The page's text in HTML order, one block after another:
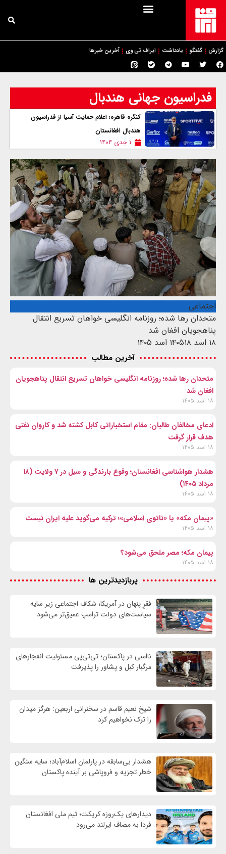
گزارش گفتگو یادداشت ایراف تی وی آخرین خبرها
فدراسیون جهانی هندبال
کنگره قاهره؛ اعلام حمایت آسیا از فدراسیون
هندبال افغانستان
۱ جدی ۱۴۰۴
اجتماعی
متحدان رها شده؛ روزنامه انگلیسی خواهان تسریع انتقال
پناهجویان افغان شد
۱۸ اسد ۱۴۰۵
۱۸ اسد ۱۴۰۵
آخرین مطالب
متحدان رها شده؛ روزنامه انگلیسی خواهان تسریع انتقال پناهجویان
افغان شد
۱۸ اسد ۱۴۰۵
ادعای مخالفان طالبان: مقام استخباراتی کابل کشته شد و کاروان نفتی
هدف قرار گرفت
۱۸ اسد ۱۴۰۵
هشدار هواشناسی افغانستان؛ وقوع بارندگی و سیل در ۷ ولایت (۱۸
مرداد ۱۴۰۵)
۱۸ اسد ۱۴۰۵
«پیمان مکه» یا «ناتوی اسلامی»؛ ترکیه می‌گوید علیه ایران نیست
۱۸ اسد ۱۴۰۵
پیمان مکه؛ مصر ملحق می‌شود؟
۱۸ اسد ۱۴۰۵
پربازدیدترین ها
فقرِ پنهان در آمریکا؛ شکاف اجتماعی زیر سایه
سیاست‌های دولت ترامپ عمیق‌تر می‌شود
ناامنی در پاکستان؛ تی‌تی‌پی مسئولیت انفجارهای
مرگبار کبل و پشاور را پذیرفت
شیخ نعیم قاسم در سخنرانی اربعین: هرگز میدان
را ترک نخواهیم کرد
هشدار بی‌سابقه در پارلمان اسلام‌آباد؛ سایه سنگین
خطر تجزیه و فروپاشی بر آینده پاکستان
دیدارهای یک‌روزه کریکت؛ تیم ملی افغانستان
فردا به مصاف ایرلند می‌رود